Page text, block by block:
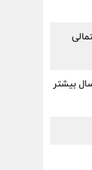
بازنشستگی اجرایی شد؛ این افراد باید ۵ سال بیشتر